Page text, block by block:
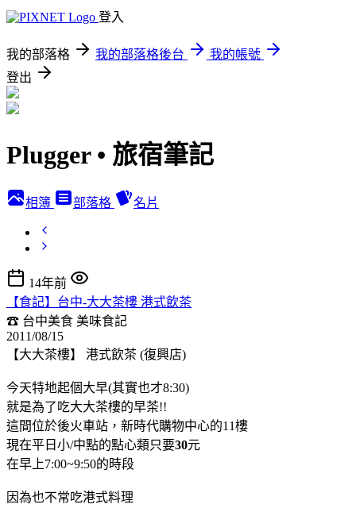
登入
我的部落格 我的部落格後台
我的帳號
登出
Plugger • 旅宿筆記
相簿 部落格 名片
14年前
【食記】台中-大大茶樓 港式飲茶
☎ 台中美食 美味食記
2011/08/15
【大大茶樓】 港式飲茶 (復興店)
今天特地起個大早(其實也才8:30)
就是為了吃大大茶樓的早茶!!
這間位於後火車站，新時代購物中心的11樓
現在平日小/中點的點心類只要30元
在早上7:00~9:50的時段
因為也不常吃港式料理